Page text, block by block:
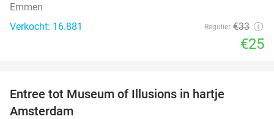
Emmen
Verkocht: 16.881
Regulier €33
€25
Entree tot Museum of Illusions in hartje
Amsterdam